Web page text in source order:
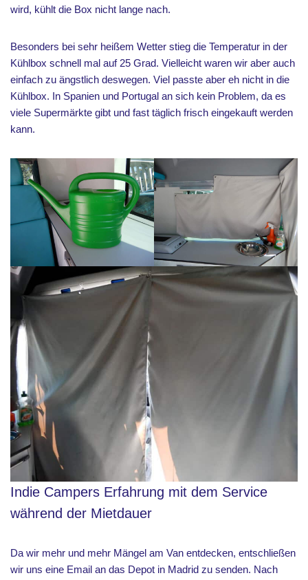
wird, kühlt die Box nicht lange nach.
Besonders bei sehr heißem Wetter stieg die Temperatur in der
Kühlbox schnell mal auf 25 Grad. Vielleicht waren wir aber auch
einfach zu ängstlich deswegen. Viel passte aber eh nicht in die
Kühlbox. In Spanien und Portugal an sich kein Problem, da es
viele Supermärkte gibt und fast täglich frisch eingekauft werden
kann.
Indie Campers Erfahrung mit dem Service
während der Mietdauer
Da wir mehr und mehr Mängel am Van entdecken, entschließen
wir uns eine Email an das Depot in Madrid zu senden. Nach